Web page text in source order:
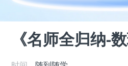
《名师全归纳-